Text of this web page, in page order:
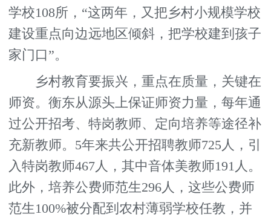
学校108所，“这两年，又把乡村小规模学校
建设重点向边远地区倾斜，把学校建到孩子
家门口”。
乡村教育要振兴，重点在质量，关键在
师资。衡东从源头上保证师资力量，每年通
过公开招考、特岗教师、定向培养等途径补
充新教师。5年来共公开招聘教师725人，引
入特岗教师467人，其中音体美教师191人。
此外，培养公费师范生296人，这些公费师
范生100%被分配到农村薄弱学校任教，并